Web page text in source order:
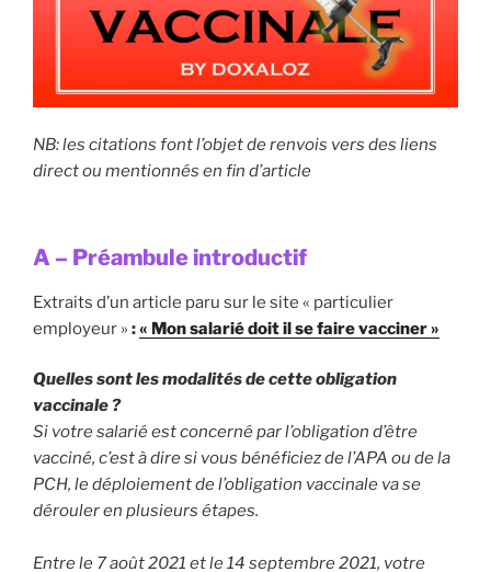
NB: les citations font l’objet de renvois vers des liens
direct ou mentionnés en fin d’article
A – Préambule introductif
Extraits d’un article paru sur le site « particulier
employeur » :« Mon salarié doit il se faire vacciner »
Quelles sont les modalités de cette obligation
vaccinale ?
Si votre salarié est concerné par l’obligation d’être
vacciné, c’est à dire si vous bénéficiez de l’APA ou de la
PCH, le déploiement de l’obligation vaccinale va se
dérouler en plusieurs étapes.
Entre le 7 août 2021 et le 14 septembre 2021, votre